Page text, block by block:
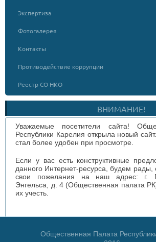
Экспертиза
Фотогалерея
Контакты
Противодействие коррупции
Реестр СО НКО
ВНИМАНИЕ!
Уважаемые посетители сайта!
Республики Карелия открыла новый
стал более удобен при просмотре.
Если у вас есть конструктивные
данного Интернет-ресурса, будем рады,
свои пожелания на наш адрес: г.
Энгельса, д. 4 (Общественная палата
их учесть.
Общественная Палата